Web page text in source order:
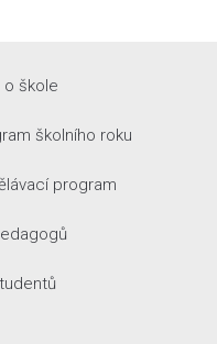
o škole
školního roku
program